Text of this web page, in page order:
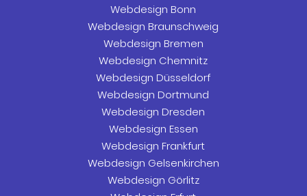
Webdesign Bonn
Webdesign Braunschweig
Webdesign Bremen
Webdesign Chemnitz
Webdesign Düsseldorf
Webdesign Dortmund
Webdesign Dresden
Webdesign Essen
Webdesign Frankfurt
Webdesign Gelsenkirchen
Webdesign Görlitz